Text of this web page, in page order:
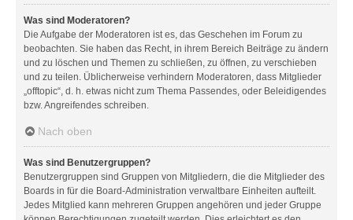
Was sind Moderatoren?
Die Aufgabe der Moderatoren ist es, das Geschehen im Forum zu
beobachten. Sie haben das Recht, in ihrem Bereich Beiträge zu ändern
und zu löschen und Themen zu schließen, zu öffnen, zu verschieben
und zu teilen. Üblicherweise verhindern Moderatoren, dass Mitglieder
„offtopic“, d. h. etwas nicht zum Thema Passendes, oder Beleidigendes
bzw. Angreifendes schreiben.
Nach oben
Was sind Benutzergruppen?
Benutzergruppen sind Gruppen von Mitgliedern, die die Mitglieder des
Boards in für die Board-Administration verwaltbare Einheiten aufteilt.
Jedes Mitglied kann mehreren Gruppen angehören und jeder Gruppe